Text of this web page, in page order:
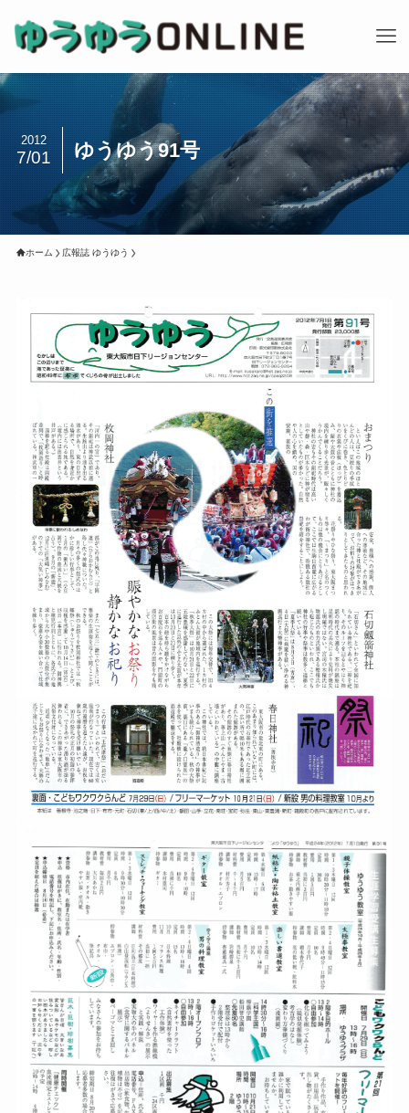
ゆうゆう91号
2012
7/01
ホーム 広報誌 ゆうゆう